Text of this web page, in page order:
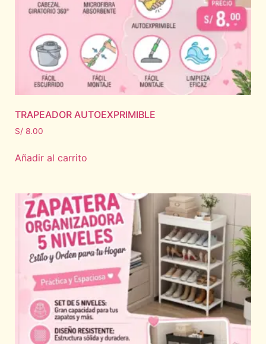
TRAPEADOR AUTOEXPRIMIBLE
S/ 8.00
Añadir al carrito